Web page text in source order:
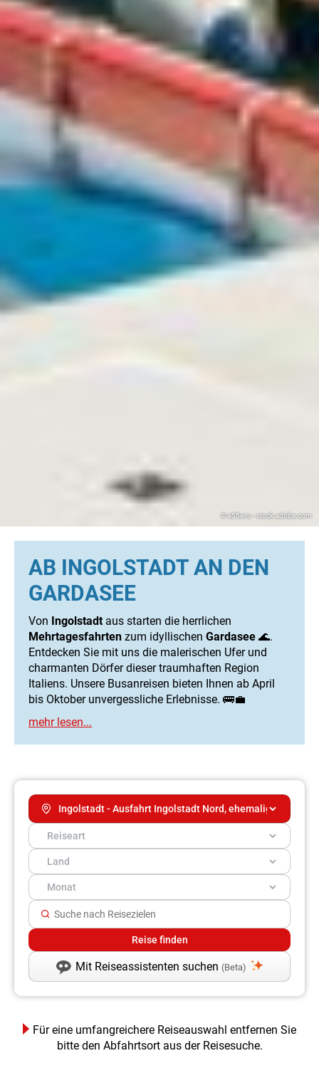
© e55evu - stock.adobe.com
AB INGOLSTADT AN DEN
GARDASEE
Von Ingolstadtaus starten die herrlichen
Mehrtagesfahrten zum idyllischen Gardasee 🌊.
Entdecken Sie mit uns die malerischen Ufer und
charmanten Dörfer dieser traumhaften Region
Italiens. Unsere Busanreisen bieten Ihnen ab April
bis Oktober unvergessliche Erlebnisse. 🚌💼
Mit Reiseassistenten suchen (Beta)
Für eine umfangreichere Reiseauswahl entfernen Sie
bitte den Abfahrtsort aus der Reisesuche.